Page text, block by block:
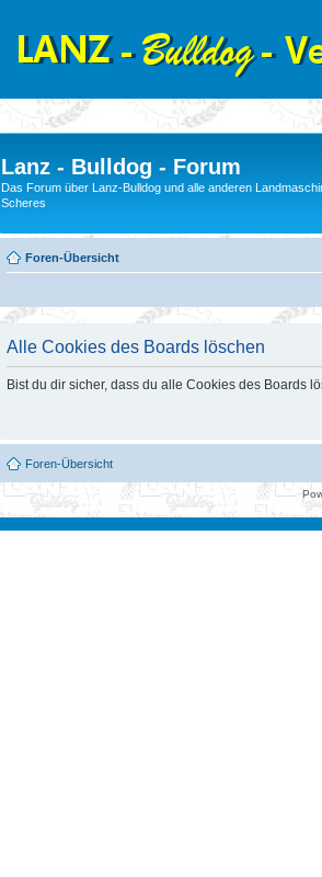
Lanz - Bulldog - Forum
Das Forum über Lanz-Bulldog und alle anderen
Scheres
Foren-Übersicht
Alle Cookies des Boards löschen
Bist du dir sicher, dass du alle Cookies des Boards
Foren-Übersicht